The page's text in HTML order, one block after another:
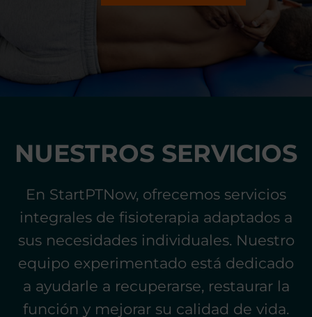
F
c
d
c
n
a
D
p
o
NUESTROS SERVICIOS
En StartPTNow, ofrecemos servicios
integrales de fisioterapia adaptados a
sus necesidades individuales. Nuestro
equipo experimentado está dedicado
a ayudarle a recuperarse, restaurar la
función y mejorar su calidad de vida.